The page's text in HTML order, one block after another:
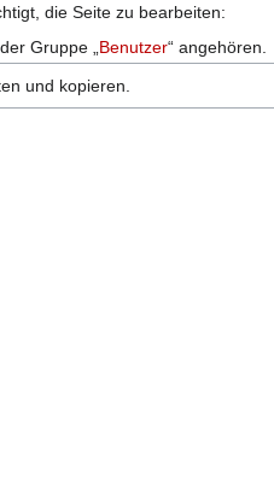
die Seite zu bearbeiten:
Gruppe „ Benutzer“ angehören.
und kopieren.